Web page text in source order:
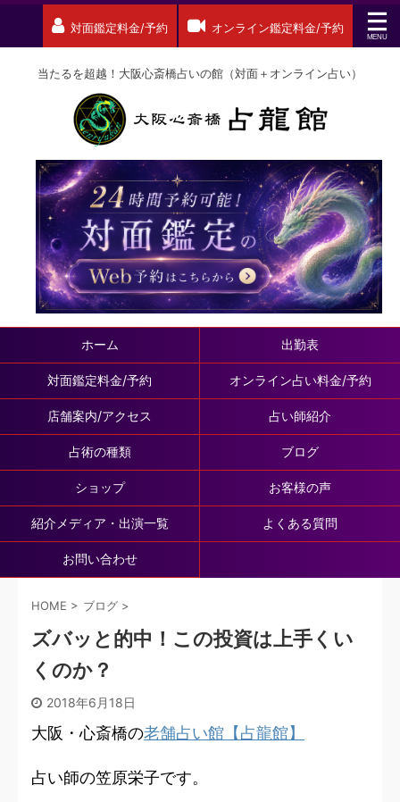
対面鑑定料金/予約 オンライン鑑定料金/予約
当たるを超越！大阪心斎橋占いの館（対面＋オンライン占い）
ホーム 出勤表
対面鑑定料金/予約 オンライン占い料金/予約
店舗案内/アクセス 占い師紹介
占術の種類 ブログ
ショップ お客様の声
紹介メディア・出演一覧 よくある質問
お問い合わせ
HOME > ブログ >
ズバッと的中！この投資は上手くい
くのか？
2018年6月18日
大阪・心斎橋の老舗占い館【占龍館】
占い師の笠原栄子です。